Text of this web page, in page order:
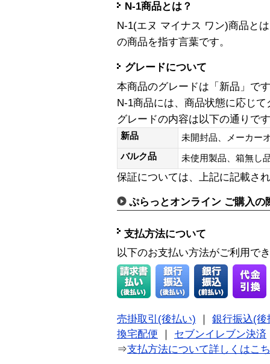
N-1商品とは？
N-1(エヌ マイナス ワン)商品と
の商品を指す言葉です。
グレードについて
本商品のグレードは「新品」です
N-1商品には、商品状態に応じ
グレードの内容は以下の通りで
新品
未開封品、メーカー
バルク品
未使用製品、箱無
保証については、上記に記載さ
ぷらっとオンライン ご購入の
支払方法について
以下のお支払い方法がご利用で
売掛取引(後払い)
銀行振込(後
換宅配便
セブンイレブン決済
⇒支払方法について詳しくはこ